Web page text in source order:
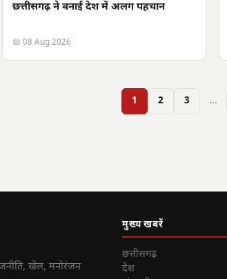
छत्तीसगढ़ ने बनाई देश में अलग पहचान
📅 08 Aug 2026
1 2 3 …
खेल, मनोरंजन
मुख्य खबरें
छत्तीसगढ़
देश